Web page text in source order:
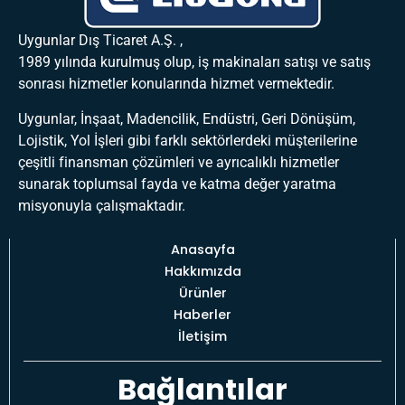
Uygunlar Dış Ticaret A.Ş. ,
1989 yılında kurulmuş olup, iş makinaları satışı ve satış
sonrası hizmetler konularında hizmet vermektedir.
Uygunlar, İnşaat, Madencilik, Endüstri, Geri Dönüşüm,
Lojistik, Yol İşleri gibi farklı sektörlerdeki müşterilerine
çeşitli finansman çözümleri ve ayrıcalıklı hizmetler
sunarak toplumsal fayda ve katma değer yaratma
misyonuyla çalışmaktadır.
Anasayfa
Hakkımızda
Ürünler
Haberler
İletişim
Bağlantılar